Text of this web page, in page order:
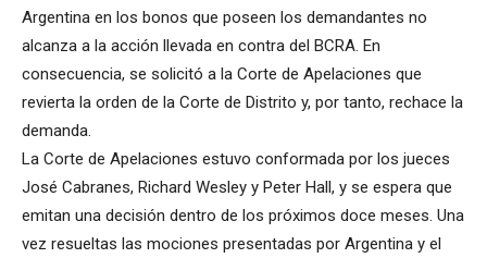
Argentina en los bonos que poseen los demandantes no
alcanza a la acción llevada en contra del BCRA. En
consecuencia, se solicitó a la Corte de Apelaciones que
revierta la orden de la Corte de Distrito y, por tanto, rechace la
demanda.
La Corte de Apelaciones estuvo conformada por los jueces
José Cabranes, Richard Wesley y Peter Hall, y se espera que
emitan una decisión dentro de los próximos doce meses. Una
vez resueltas las mociones presentadas por Argentina y el